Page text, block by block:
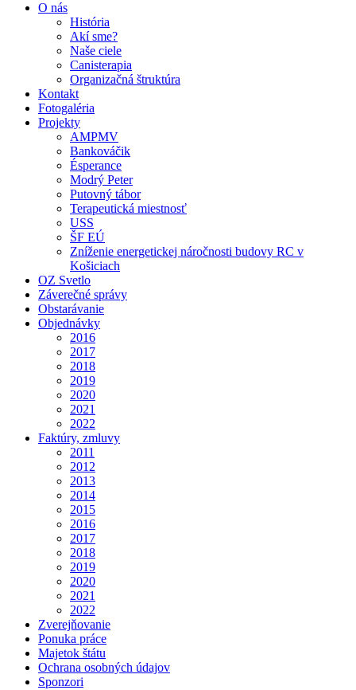
O nás
História
Akí sme?
Naše ciele
Canisterapia
Organizačná štruktúra
Kontakt
Fotogaléria
Projekty
AMPMV
Bankováčik
Ésperance
Modrý Peter
Putovný tábor
Terapeutická miestnosť
USS
ŠF EÚ
Zníženie energetickej náročnosti budovy RC v
Košiciach
OZ Svetlo
Záverečné správy
Obstarávanie
Objednávky
2016
2017
2018
2019
2020
2021
2022
Faktúry, zmluvy
2011
2012
2013
2014
2015
2016
2017
2018
2019
2020
2021
2022
Zverejňovanie
Ponuka práce
Majetok štátu
Ochrana osobných údajov
Sponzori